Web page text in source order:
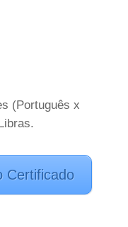
(Português x
Certificado